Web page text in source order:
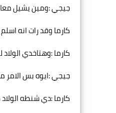
جيجي :ومين يشيل
كارما وقد رات انه
كارما :وهتاخدي
جيجي :ايوه بس
كارما :دي شنطه